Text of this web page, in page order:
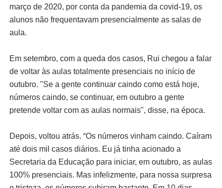
março de 2020, por conta da pandemia da covid-19, os
alunos não frequentavam presencialmente as salas de
aula.
Em setembro, com a queda dos casos, Rui chegou a falar
de voltar às aulas totalmente presenciais no início de
outubro. "Se a gente continuar caindo como está hoje,
números caindo, se continuar, em outubro a gente
pretende voltar com as aulas normais", disse, na época.
Depois, voltou atrás. “Os números vinham caindo. Caíram
até dois mil casos diários. Eu já tinha acionado a
Secretaria da Educação para iniciar, em outubro, as aulas
100% presenciais. Mas infelizmente, para nossa surpresa